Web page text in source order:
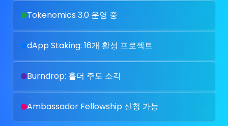
Tokenomics 3.0 운영 중
dApp Staking: 16개 활성 프로젝트
Burndrop: 홀더 주도 소각
Ambassador Fellowship 신청 가능